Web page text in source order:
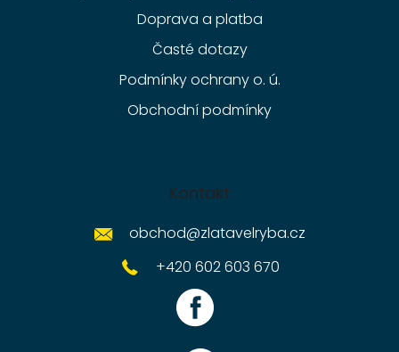
Doprava a platba
Časté dotazy
Podmínky ochrany o. ú.
Obchodní podmínky
Kontakt
obchod@zlatavelryba.cz
+420 602 603 670